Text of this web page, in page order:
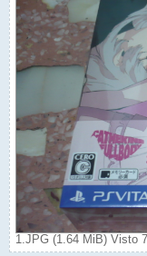
1.JPG (1.64 MiB) Visto